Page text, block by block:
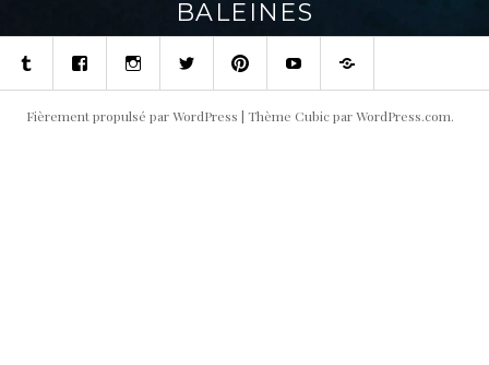
BALEINES
TumblrFacebookInstagramTwitterPinterestYoutubeContact
Fièrement propulsé par WordPress | Thème Cubic parWordPress.com.